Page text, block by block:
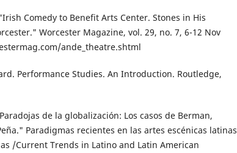
Comedy to Benefit Arts Center. Stones in His
Worcester Magazine, vol. 29, no. 7, 6-12 Nov
ande_theatre.shtml
Performance Studies. An Introduction. Routledge,
de la globalización: Los casos de Berman,
Paradigmas recientes en las artes escénicas latinas
/Current Trends in Latino and Latin American